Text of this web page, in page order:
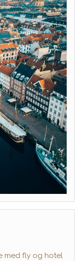
med fly og hotel